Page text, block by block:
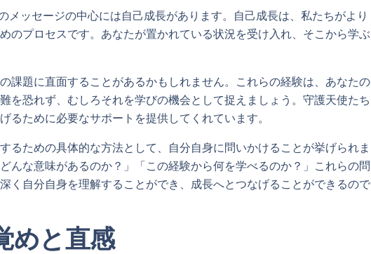
メッセージの中心には自己成長があります。自己成長は、私たちがより
のプロセスです。あなたが置かれている状況を受け入れ、そこから学ぶ
課題に直面することがあるかもしれません。これらの経験は、あなたの
を恐れず、むしろそれを学びの機会として捉えましょう。守護天使たち
るために必要なサポートを提供してくれています。
るための具体的な方法として、自分自身に問いかけることが挙げられま
んな意味があるのか？」「この経験から何を学べるのか？」これらの問
く自分自身を理解することができ、成長へとつなげることができるので
めと直感